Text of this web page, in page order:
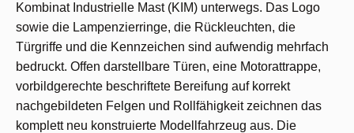
Kombinat Industrielle Mast (KIM) unterwegs. Das Logo
sowie die Lampenzierringe, die Rückleuchten, die
Türgriffe und die Kennzeichen sind aufwendig mehrfach
bedruckt. Offen darstellbare Türen, eine Motorattrappe,
vorbildgerechte beschriftete Bereifung auf korrekt
nachgebildeten Felgen und Rollfähigkeit zeichnen das
komplett neu konstruierte Modellfahrzeug aus. Die